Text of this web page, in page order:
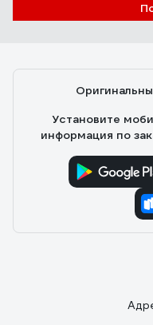
Установите
информация по